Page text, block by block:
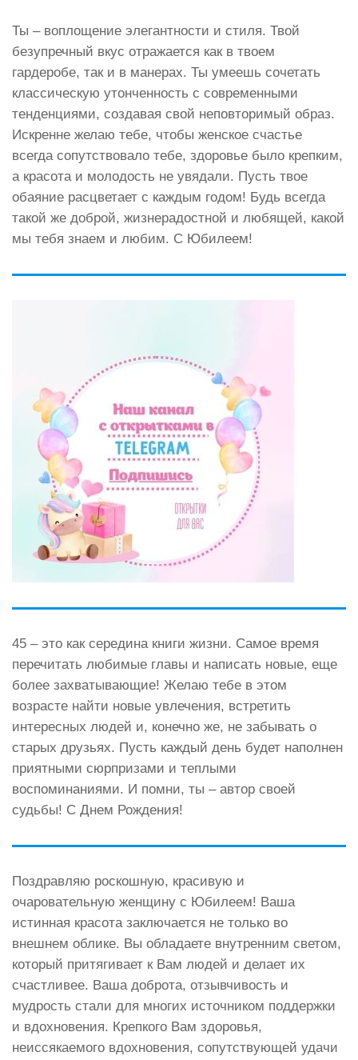
Ты – воплощение элегантности и стиля. Твой
безупречный вкус отражается как в твоем
гардеробе, так и в манерах. Ты умеешь сочетать
классическую утонченность с современными
тенденциями, создавая свой неповторимый образ.
Искренне желаю тебе, чтобы женское счастье
всегда сопутствовало тебе, здоровье было крепким,
а красота и молодость не увядали. Пусть твое
обаяние расцветает с каждым годом! Будь всегда
такой же доброй, жизнерадостной и любящей, какой
мы тебя знаем и любим. С Юбилеем!
45 – это как середина книги жизни. Самое время
перечитать любимые главы и написать новые, еще
более захватывающие! Желаю тебе в этом
возрасте найти новые увлечения, встретить
интересных людей и, конечно же, не забывать о
старых друзьях. Пусть каждый день будет наполнен
приятными сюрпризами и теплыми
воспоминаниями. И помни, ты – автор своей
судьбы! С Днем Рождения!
Поздравляю роскошную, красивую и
очаровательную женщину с Юбилеем! Ваша
истинная красота заключается не только во
внешнем облике. Вы обладаете внутренним светом,
который притягивает к Вам людей и делает их
счастливее. Ваша доброта, отзывчивость и
мудрость стали для многих источником поддержки
и вдохновения. Крепкого Вам здоровья,
неиссякаемого вдохновения, сопутствующей удачи